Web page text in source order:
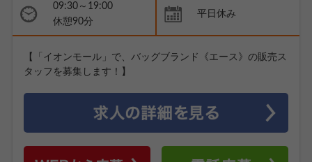
09:30～19:00
休憩90分
平日休み
【「イオンモール」で、バッグブランド《エース》の販売ス
タッフを募集します！】